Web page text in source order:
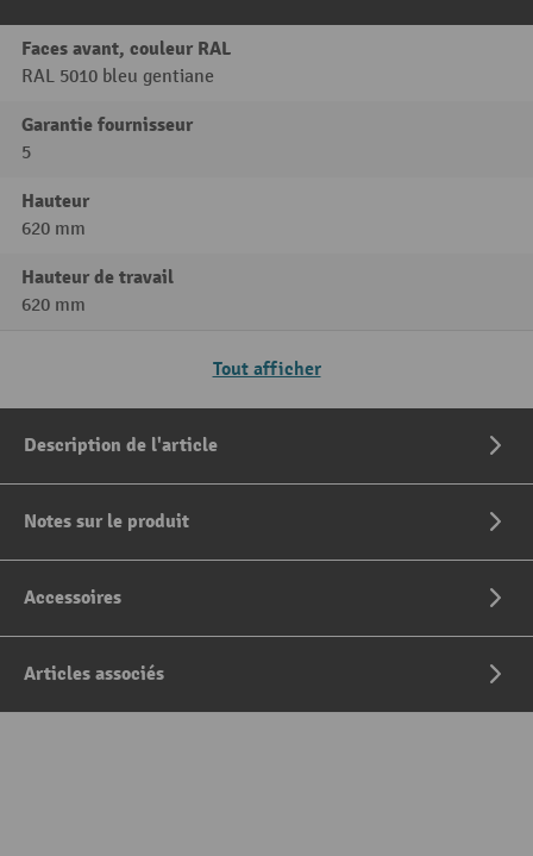
Faces avant, couleur RAL
RAL 5010 bleu gentiane
Garantie fournisseur
5
Hauteur
620 mm
Hauteur de travail
620 mm
Tout afficher
Description de l'article
Notes sur le produit
Accessoires
Articles associés